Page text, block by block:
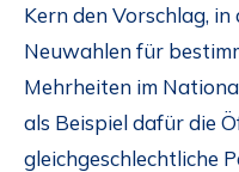
Kern den Vorschlag,
Neuwahlen für
Mehrheiten im
als Beispiel dafür die
gleichgeschlechtliche